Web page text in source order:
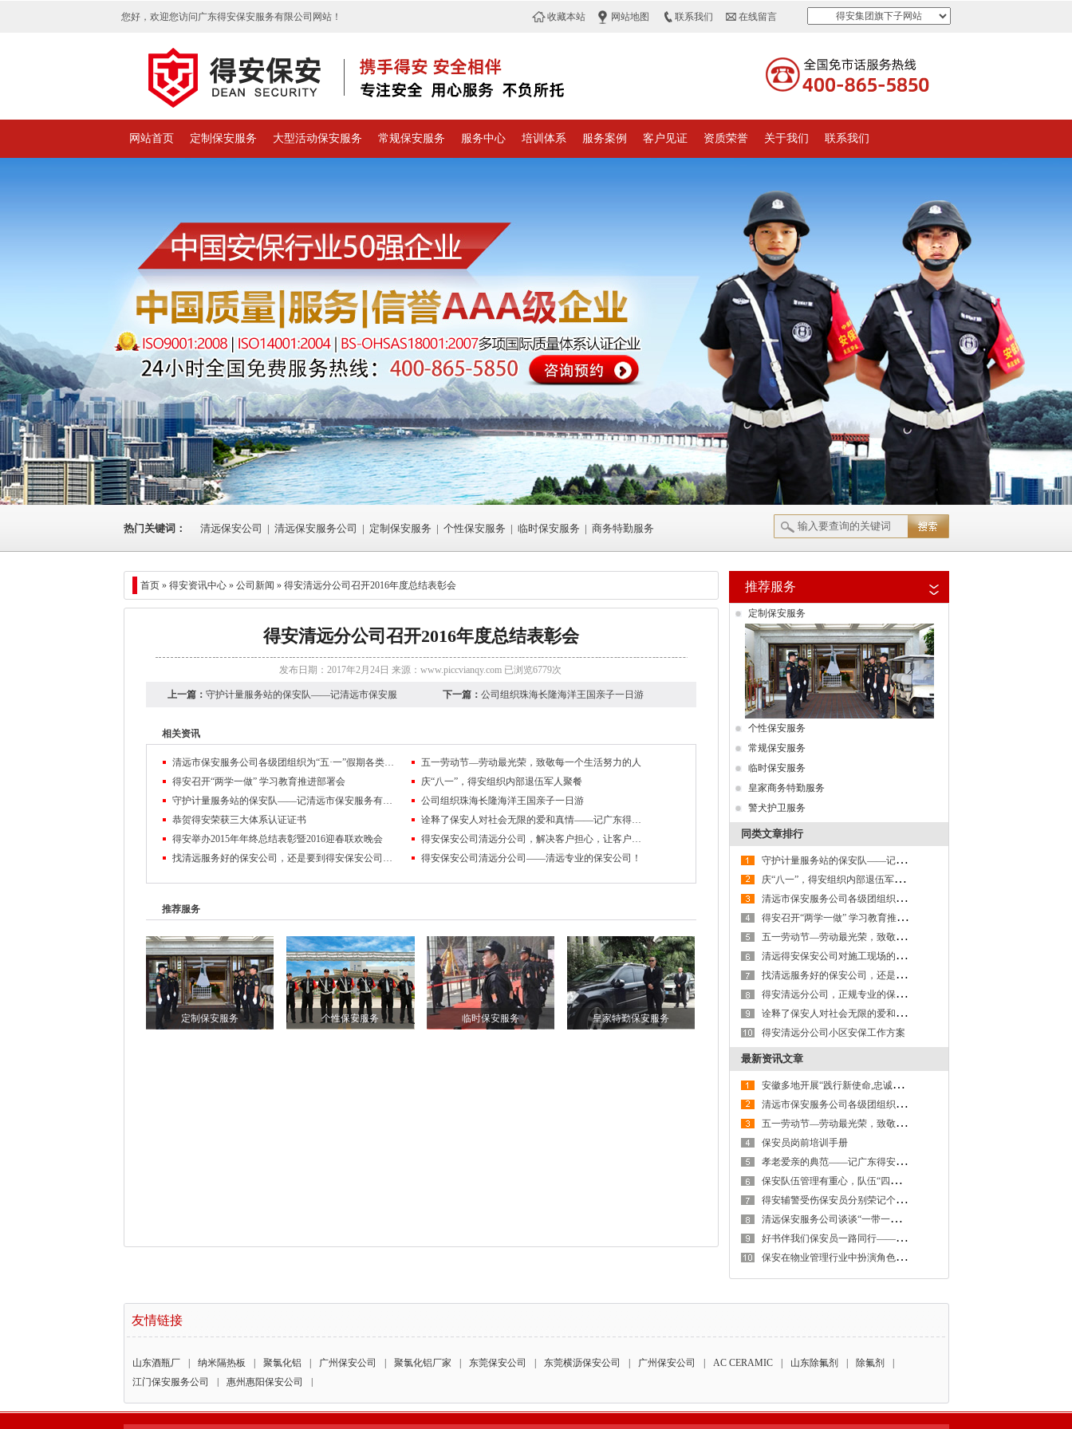
您好，欢迎您访问广东得安保安服务有限公司网站！ 收藏本站 网站地图 联系我们 在线留言 得安集团旗下子网站
网站首页 定制保安服务 大型活动保安服务 常规保安服务 服务中心 培训体系 服务案例 客户见证 资质荣誉 关于我们 联系我们
热门关键词： 清远保安公司 | 清远保安服务公司 | 定制保安服务 | 个性保安服务 | 临时保安服务 | 商务特勤服务
首页 » 得安资讯中心» 公司新闻 » 得安清远分公司召开2016年度总结表彰会
得安清远分公司召开2016年度总结表彰会
发布日期：2017年2月24日 来源：www.piccvianqy.com 已浏览6779次
上一篇：守护计量服务站的保安队——记清远市保安服 下一篇：公司组织珠海长隆海洋王国亲子一日游
相关资讯
清远市保安服务公司各级团组织为“五·一”假期各类活动保驾护航
五一劳动节—劳动最光荣，致敬每一个生活努力的人
得安召开“两学一做” 学习教育推进部署会
庆“八一”，得安组织内部退伍军人聚餐
守护计量服务站的保安队——记清远市保安服务有限公司矿山保安大队
公司组织珠海长隆海洋王国亲子一日游
恭贺得安荣获三大体系认证证书
诠释了保安人对社会无限的爱和真情——记广东得安保安服务有限公司清远分公司“献血状元”李德
得安举办2015年年终总结表彰暨2016迎春联欢晚会
得安保安公司清远分公司，解决客户担心，让客户放心！
找清远服务好的保安公司，还是要到得安保安公司清远分公司！
得安保安公司清远分公司——清远专业的保安公司！
推荐服务
定制保安服务 个性保安服务 临时保安服务 皇家特勤保安服务
推荐服务
定制保安服务
个性保安服务
常规保安服务
临时保安服务
皇家商务特勤服务
警犬护卫服务
同类文章排行
守
护计量服务站的保安队——记清远市保安服务有限公司矿山保安大队
庆
“八一”，得安组织内部退伍军人聚餐
清
远市保安服务公司各级团组织为“五·一”假期各类活动保驾护航
得
安召开“两学一做” 学习教育推进部署会
五
一劳动节—劳动最光荣，致敬每一个生活努力的人
清
远得安保安公司对施工现场的安保方案
找
清远服务好的保安公司，还是要到得安保安公司清远分公司！
得
安清远分公司，正规专业的保安公司！
诠
释了保安人对社会无限的爱和真情——记广东得安保安服务有限公司清远分公司“献血状元”李德
得安清远分公司小区安保工作方案
最新资讯文章
安
徽多地开展“践行新使命,忠诚保大庆”实践活动
清
远市保安服务公司各级团组织为“五·一”假期各类活动保驾护航
五
一劳动节—劳动最光荣，致敬每一个生活努力的人
保安员岗前培训手册
孝
老爱亲的典范——记广东得安保安服务有限公司清远分公司保安员王伟生
保
安队伍管理有重心，队伍“四抓”要做好
得
安辅警受伤保安员分别荣记个人一、二等功
清
远保安服务公司谈谈“一带一路”给我国保安服务企业带来的商机
好
书伴我们保安员一路同行——记清远保安服务公司2017年第三季度征文大赛三等奖
保
安在物业管理行业中扮演角色的重要性
友情链接
山东酒瓶厂 纳米隔热板 聚氯化铝 广州保安公司 聚氯化铝厂家 东莞保安公司 东莞横沥保安公司 广州保安公司 AC CERAMIC 山东除氟剂 除氟剂
江门保安服务公司
惠州惠阳保安公司